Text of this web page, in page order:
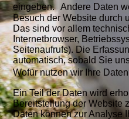
eingeben. Andere Daten
Besuch der Website durch
Das sind vor allem
Internetbrowser,
Seitenaufrufs). Die
automatisch, sobald Sie
Wofür nutzen wir Ihre
Ein Teil der Daten wird
Bereitstellung der Website
Daten können zur Analyse